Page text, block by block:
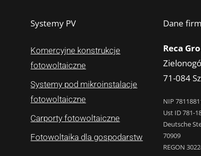
Systemy PV
Komercyjne konstrukcje
fotowoltaiczne
Systemy pod mikroinstalacje
fotowoltaiczne
Carporty fotowoltaiczne
Fotowoltaika dla gospodarstw
Dane
Reca
71-084
NIP
Ust ID 781-
Deutsche
70909
REGON